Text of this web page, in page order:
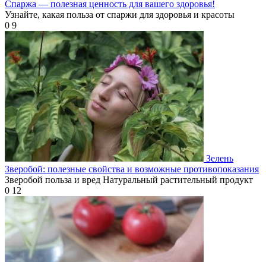
Спаржа — полезная ценность для вашего здоровья!
Узнайте, какая польза от спаржи для здоровья и красоты
0 9
Зелень
Зверобой: полезные свойства и возможные противопоказания
Зверобой польза и вред Натуральный растительный продукт
0 12